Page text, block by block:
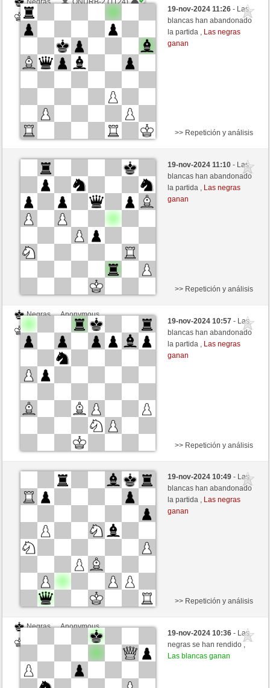
Negras
ONURB-2 (1124)
Blancas
nakkio (1048)
19-nov-2024 11:26- Las
blancas han abandonado
la partida , Las negras
ganan
Negras
Anonymous
Blancas
>> Repetición y análisis
19-nov-2024 11:10- Las
blancas han abandonado
la partida , Las negras
ganan
Negras
Anonymous
Blancas
nakkio (1048)
>> Repetición y análisis
19-nov-2024 10:57- Las
blancas han abandonado
la partida , Las negras
ganan
Negras
Anonymous
nakkio (1048)
>> Repetición y análisis
19-nov-2024 10:49- Las
blancas han abandonado
la partida , Las negras
ganan
Negras
Anonymous
nakkio (1048)
>> Repetición y análisis
19-nov-2024 10:36- Las
negras se han rendido ,
Las blancas ganan